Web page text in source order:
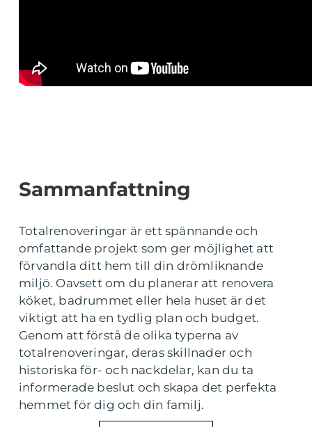
Sammanfattning
Totalrenoveringar är ett spännande och
omfattande projekt som ger möjlighet att
förvandla ditt hem till din drömliknande
miljö. Oavsett om du planerar att renovera
köket, badrummet eller hela huset är det
viktigt att ha en tydlig plan och budget.
Genom att förstå de olika typerna av
totalrenoveringar, deras skillnader och
historiska för- och nackdelar, kan du ta
informerade beslut och skapa det perfekta
hemmet för dig och din familj.